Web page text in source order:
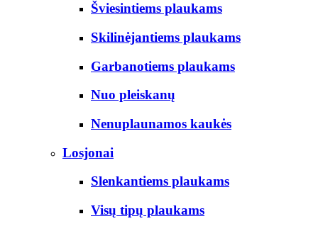
Šviesintiems plaukams
Skilinėjantiems plaukams
Garbanotiems plaukams
Nuo pleiskanų
Nenuplaunamos kaukės
Losjonai
Slenkantiems plaukams
Visų tipų plaukams